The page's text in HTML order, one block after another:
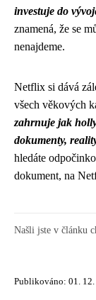
investuje do
znamená, že se
nenajdeme.
Netflix si dává
všech věkových
zahrnuje jak
dokumenty,
hledáte
dokument, na
Našli jste v článku
Publikováno: 01.